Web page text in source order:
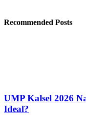
Recommended Posts
UMP Kalsel 2026
Ideal?